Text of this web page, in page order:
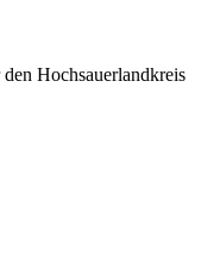
Hochsauerlandkreis